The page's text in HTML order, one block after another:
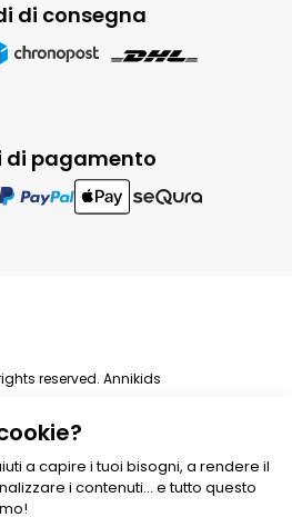
di pagamento
di consegna
a capire i tuoi bisogni, a rendere il
i contenuti... e tutto questo
reserved. Annikids